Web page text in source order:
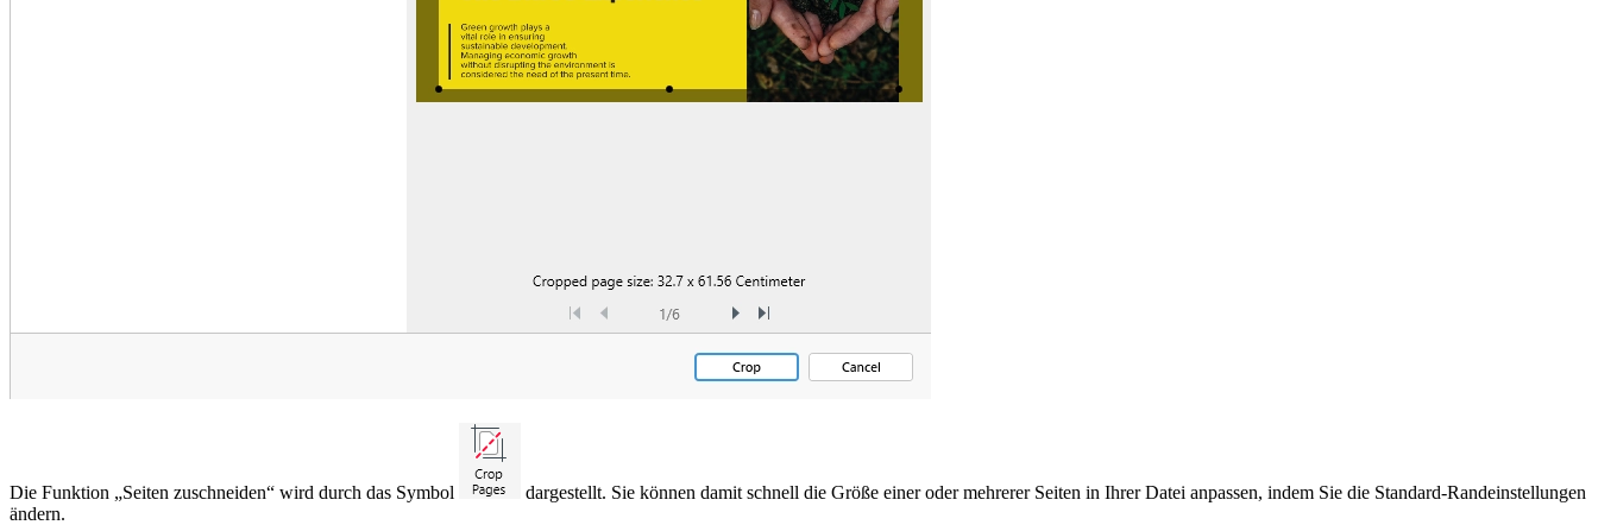
Die Funktion „Seiten zuschneiden“ wird durch das Symbol
dargestellt. Sie können damit schnell die Größe einer oder mehrerer Seiten in Ihrer Datei anpassen, indem Sie die Standard-Randeinstellungen
ändern.